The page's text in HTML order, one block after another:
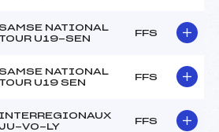
NATIONAL
TOUR U19-SEN
FFS
NATIONAL
TOUR U19 SEN
FFS
INTERREGIONAUX
JU-VO-LY
FFS